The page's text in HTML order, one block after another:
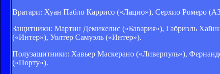
Вратари: Хуан Пабло Каррисо («Лацио»), Серхио Ромеро
Защитники: Мартин Демикелис («Бавария»), Габриэль
(«Интер»), Уолтер Самуэль («Интер»).
Полузащитники: Хавьер Маскерано («Ливерпуль»),
(«Порту»).